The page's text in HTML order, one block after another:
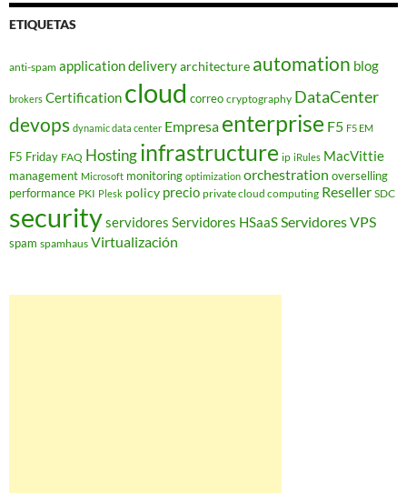
ETIQUETAS
anti-spam application deliveryarchitecture automation blog
brokers Certification cloud correo cryptography DataCenter
devops dynamic data center Empresa enterprise F5 F5 EM
F5 Friday FAQ Hostinginfrastructure ip iRules MacVittie
management Microsoft monitoring optimization orchestration overselling
performance PKI Plesk policy precio private cloud computing Reseller SDC
securityservidores Servidores HSaaSServidores VPS
spam spamhaus Virtualización